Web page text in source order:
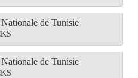
de Tunisie
de Tunisie